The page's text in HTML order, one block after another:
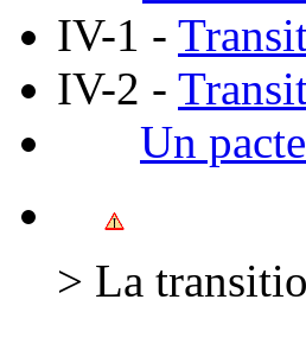
IV-1 -
IV-2 -
Un
> La